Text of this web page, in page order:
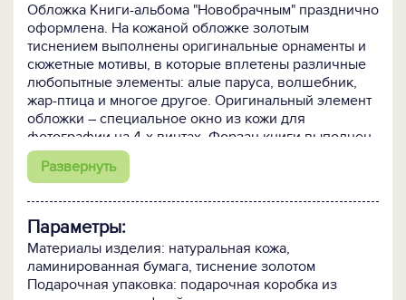
Обложка Книги-альбома "Новобрачным" празднично
оформлена. На кожаной обложке золотым
тиснением выполнены оригинальные орнаменты и
сюжетные мотивы, в которые вплетены различные
любопытные элементы: алые паруса, волшебник,
жар-птица и многое другое. Оригинальный элемент
обложки – специальное окно из кожи для
фотографии на 4-х винтах. Форзац книги выполнен
из бархата.
отдельно в книге предлагаются 40 листов с
нанесенными линейками и узорами для записей и
10 сдвоенных листов для 80 фотографий . Листы
для фотографий большие, украшены бронзовым
Развернуть
Параметры:
Материалы изделия: натуральная кожа,
ламинированная бумага, тиснение золотом
Подарочная упаковка: подарочная коробка из